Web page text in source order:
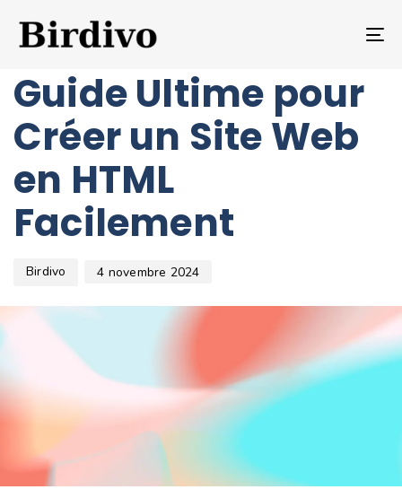
SITE WEB
Guide Ultime pour
Créer un Site Web
en HTML
Facilement
Birdivo 4 novembre 2024